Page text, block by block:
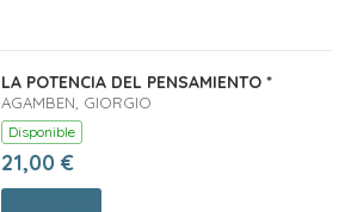
LA POTENCIA DEL PENSAMIENTO *
AGAMBEN, GIORGIO
Disponible
21,00 €